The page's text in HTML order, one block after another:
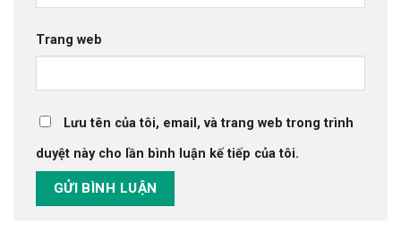
Trang web
Lưu tên của tôi, email, và trang web trong trình
duyệt này cho lần bình luận kế tiếp của tôi.